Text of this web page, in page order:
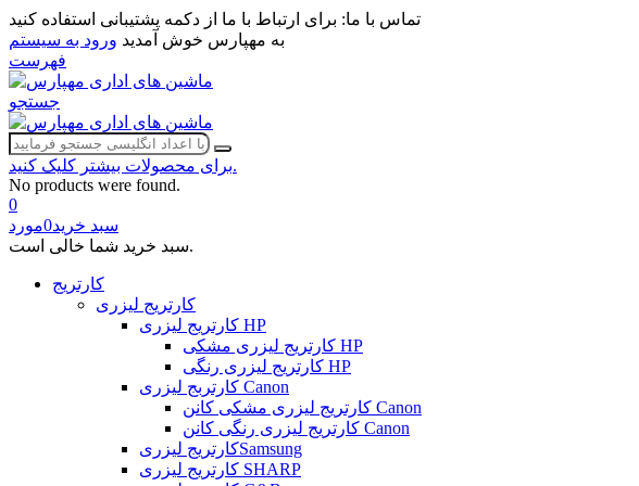
تماس با ما: برای ارتباط با ما از دکمه پشتیبانی استفاده کنید
به مهپارس خوش آمدید ورود به سیستم
فهرست
جستجو
برای محصولات بیشتر کلیک کنید.
No products were found.
0
سبد خرید0مورد
سبد خرید شما خالی است.
کارتریج
کارتریج لیزری
کارتریج لیزری HP
کارتریج لیزری مشکی HP
کارتریج لیزری رنگی HP
کارتربج لیزری Canon
کارتریج لیزری مشکی کانن Canon
کارتریج لیزری رنگی کانن Canon
کارتریج لیزریSamsung
کارتریج لیزری SHARP